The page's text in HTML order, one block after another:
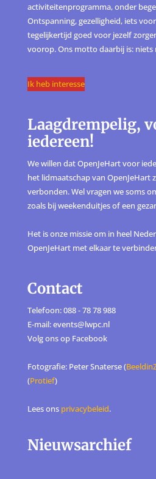
activiteitenprogramma, onder
Ontspanning, gezelligheid, iets
tegelijkertijd goed voor jezelf
voorop. Ons motto daarbij is: niets
Ik heb interesse
Laagdrempelig,
iedereen!
We willen dat OpenJeHart voor
het lidmaatschap van OpenJeHart
verbonden. Wel vragen we soms
zoals bij weekenduitjes of een
Het is onze missie om in heel
OpenJeHart met elkaar te
Contact
Telefoon: 088 - 78 78 988
E-mail: events@lwpc.nl
Volg ons op Facebook
Fotografie: Peter Snaterse (
(Protief)
Lees ons privacybeleid.
Nieuwsarchief